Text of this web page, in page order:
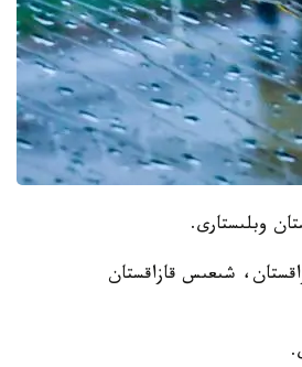
وبلىستارى.
شىعىس قازاقستان